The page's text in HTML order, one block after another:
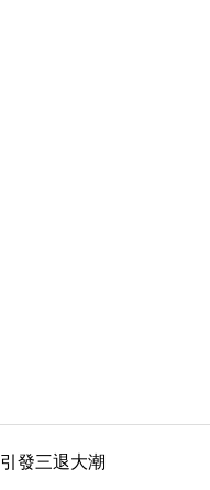
引發三退大潮